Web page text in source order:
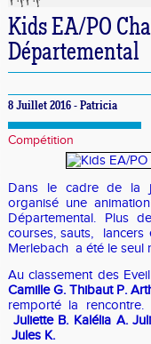
Kids EA/PO
Départemental
8 Juillet 2016 - Patricia
Compétition
Dans le cadre de la
organisé une
Départemental. Plus
courses, sauts, lancers
Merlebach a été le seul
Au classement des
Camille G. Thibaut P.
remporté la
Juliette B. Kalélia A.
Jules K.